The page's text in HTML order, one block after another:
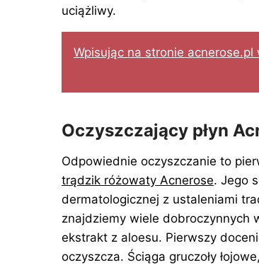
uciążliwy.
Wpisując na stronie acnerose.pl
Oczyszczający płyn
Odpowiednie oczyszczanie to
trądzik różowaty Acnerose. Jego
dermatologicznej z ustaleniami
znajdziemy wiele dobroczynnych
ekstrakt z aloesu. Pierwszy
oczyszcza. Ściąga gruczoły